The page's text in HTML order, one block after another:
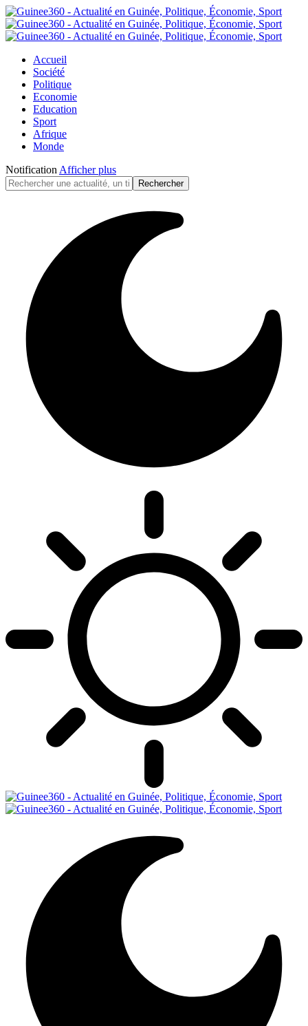
Accueil
Société
Politique
Economie
Education
Sport
Afrique
Monde
Notification Afficher plus